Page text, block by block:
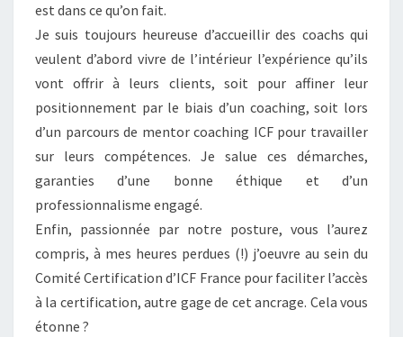
est dans ce qu’on fait.
Je suis toujours heureuse d’accueillir des coachs qui
veulent d’abord vivre de l’intérieur l’expérience qu’ils
vont offrir à leurs clients, soit pour affiner leur
positionnement par le biais d’un coaching, soit lors
d’un parcours de mentor coaching ICF pour travailler
sur leurs compétences. Je salue ces démarches,
garanties d’une bonne éthique et d’un
professionnalisme engagé.
Enfin, passionnée par notre posture, vous l’aurez
compris, à mes heures perdues (!) j’oeuvre au sein du
Comité Certification d’ICF France pour faciliter l’accès
à la certification, autre gage de cet ancrage. Cela vous
étonne ?